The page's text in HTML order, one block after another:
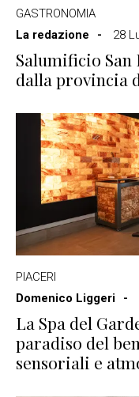
GASTRONOMIA
La redazione
28
Salumificio
dalla provincia
PIACERI
Domenico Liggeri
La Spa del
paradiso del
sensoriali e